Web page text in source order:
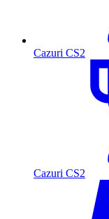
Cazuri CS2
Cazuri CS2